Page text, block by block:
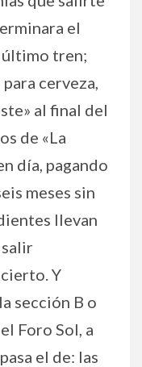
el
último tren;
cerveza,
al final del
de «La
día, pagando
meses sin
llevan
Y
sección B o
Foro Sol, a
el de: las